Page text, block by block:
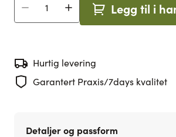
Antall Legg til i
Hurtig levering
Garantert Praxis/7days kvalitet
Detaljer og passform